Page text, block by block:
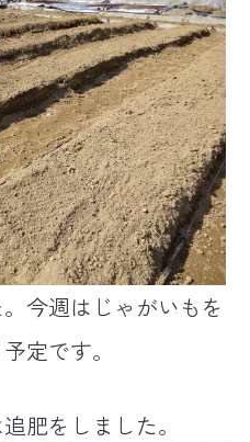
今週はじゃがいもを
定です。
肥をしました。